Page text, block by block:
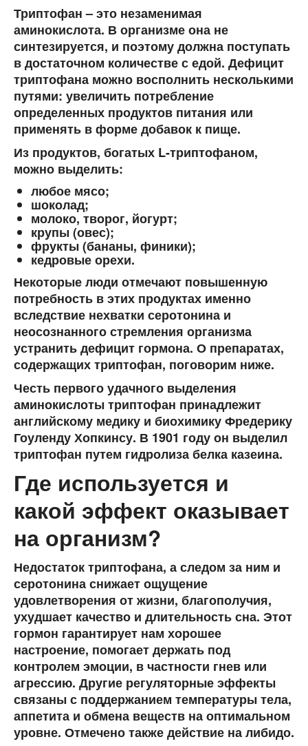
Триптофан– это незаменимая
аминокислота. В организме она не
синтезируется, и поэтому должна поступать
в достаточном количестве с едой. Дефицит
триптофана можно восполнить несколькими
путями: увеличить потребление
определенных продуктов питания или
применять в форме добавок к пище.
Из продуктов, богатых L-триптофаном,
можно выделить:
любое мясо;
шоколад;
молоко, творог, йогурт;
крупы (овес);
фрукты (бананы, финики);
кедровые орехи.
Некоторые люди отмечают повышенную
потребность в этих продуктах именно
вследствие нехватки серотонина и
неосознанного стремления организма
устранить дефицит гормона. О препаратах,
содержащих триптофан, поговорим ниже.
Честь первого удачного выделения
аминокислоты триптофан принадлежит
английскому медику и биохимику Фредерику
Гоуленду Хопкинсу. В 1901 году он выделил
триптофан путем гидролиза белка казеина.
Где используется и
какой эффект оказывает
на организм?
Недостаток триптофана, а следом за ним и
серотонина снижает ощущение
удовлетворения от жизни, благополучия,
ухудшает качество и длительность сна. Этот
гормон гарантирует нам хорошее
настроение, помогает держать под
контролем эмоции, в частности гнев или
агрессию. Другие регуляторные эффекты
связаны с поддержанием температуры тела,
аппетита и обмена веществ на оптимальном
уровне. Отмечено также действие на либидо.